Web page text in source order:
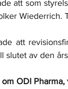
att som
Wiederrich.
att
slutet av den
ODI Pharma,